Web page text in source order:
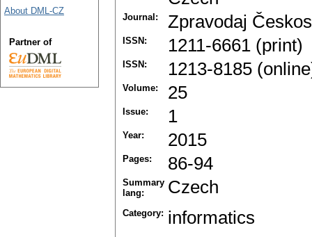
Journal: Zpravodaj
ISSN: 1211-6661 (print)
ISSN: 1213-8185
Volume: 25
Issue: 1
Year: 2015
Pages: 86-94
Summary
lang:
Czech
Category: informatics
About DML-CZ
Partner of